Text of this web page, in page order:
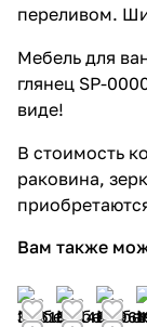
переливом.
Мебель для
глянец SP-
виде!
В стоимость
раковина,
Вам также
33 61634 14623 964